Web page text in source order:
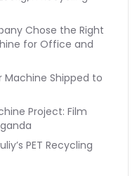
Chose the Right
for Office and
Shipped to
Project: Film
PET Recycling